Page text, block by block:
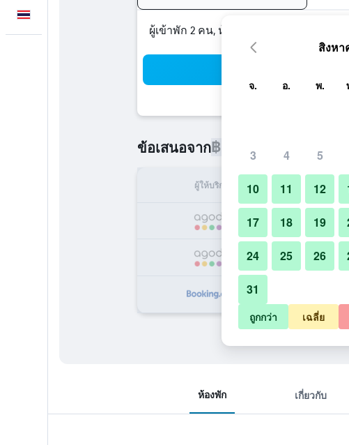
ผู้เข้าพัก 2 คน, ห้องพัก 1 ห้อง
ข้อเสนอจาก฿1,820 ราคาที่ถูกที่สุด รา
ผู้ให้บริการ ทั้งหมด (ต่อคื
฿1,820
฿2,343
ห้องพัก เกี่ยวกับ
สิงหา
จ. อ. พ.
3 4 5
10 11 12
17 18 19
24 25 26
31
ถูกกว่า เฉลี่ย